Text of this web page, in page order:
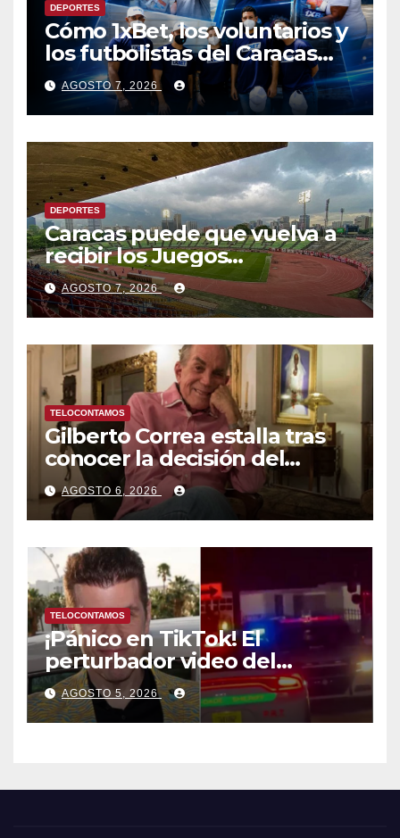
DEPORTES
Cómo 1xBet, los voluntarios y
los futbolistas del Caracas
Fútbol Club juntaron fuerzas
para ayudar a las familias de
Venezuela
AGOSTO 7, 2026
DEPORTES
Caracas puede que vuelva a
recibir los Juegos
Centroamericanos y del
Caribe tras mas de 70 años
AGOSTO 7, 2026
TELOCONTAMOS
Gilberto Correa estalla tras
conocer la decisión del
tribunal en su caso
AGOSTO 6, 2026
TELOCONTAMOS
¡Pánico en TikTok! El
perturbador video del
famoso influencer Perez
Hilton que obligó a sus fans a
pedir ayuda médica
AGOSTO 5, 2026